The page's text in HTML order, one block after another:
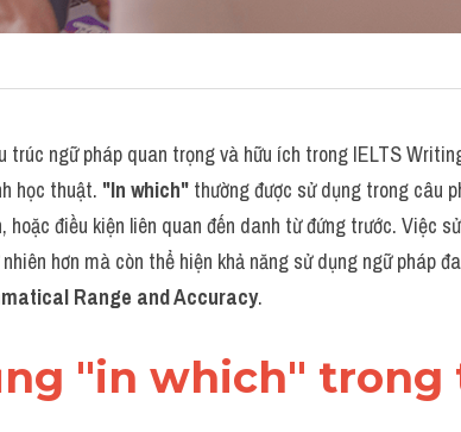
trúc ngữ pháp quan trọng và hữu ích trong IELTS
học thuật. "In which" thường được sử dụng trong câu
điều kiện liên quan đến danh từ đứng trước. Việc
hơn mà còn thể hiện khả năng sử dụng ngữ pháp
Range and Accuracy.
"in which"